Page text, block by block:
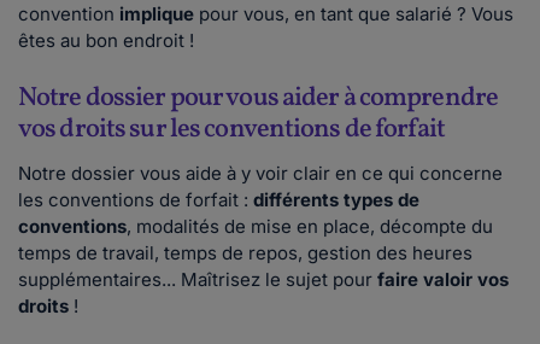
convention implique pour vous, en tant que salarié ? Vous
êtes au bon endroit !
Notre dossier pour vous aider à comprendre
vos droits sur les conventions de forfait
Notre dossier vous aide à y voir clair en ce qui concerne
les conventions de forfait : différents types de
conventions, modalités de mise en place, décompte du
temps de travail, temps de repos, gestion des heures
supplémentaires... Maîtrisez le sujet pour faire valoir vos
droits !